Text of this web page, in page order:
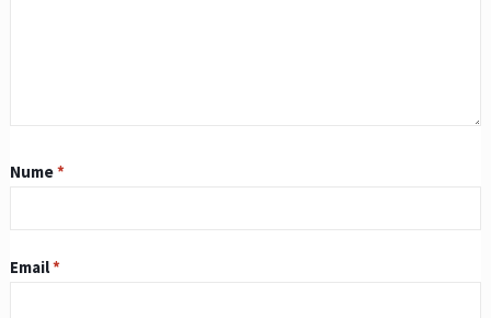
Nume*
Email*